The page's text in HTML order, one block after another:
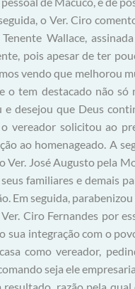
o Ver. Ciro
Wallace,
pois apesar de ter
vendo que melhorou
o tem destacado não só
e desejou que Deus
o vereador solicitou ao
ao homenageado. A
José Augusto pela
familiares e demais
Em seguida,
Ciro Fernandes por
sua integração com o
como vereador,
seja ele